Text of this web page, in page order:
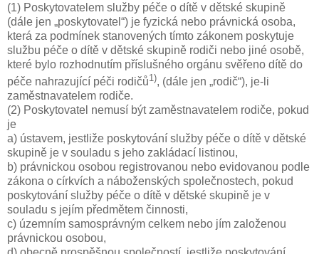
(1) Poskytovatelem služby péče o dítě v dětské skupině
(dále jen „poskytovatel“) je fyzická nebo právnická osoba,
která za podmínek stanovených tímto zákonem poskytuje
službu péče o dítě v dětské skupině rodiči nebo jiné osobě,
které bylo rozhodnutím příslušného orgánu svěřeno dítě do
péče nahrazující péči rodičů1), (dále jen „rodič“), je-li
zaměstnavatelem rodiče.
(2) Poskytovatel nemusí být zaměstnavatelem rodiče, pokud
je
a) ústavem, jestliže poskytování služby péče o dítě v dětské
skupině je v souladu s jeho zakládací listinou,
b) právnickou osobou registrovanou nebo evidovanou podle
zákona o církvích a náboženských společnostech, pokud
poskytování služby péče o dítě v dětské skupině je v
souladu s jejím předmětem činnosti,
c) územním samosprávným celkem nebo jím založenou
právnickou osobou,